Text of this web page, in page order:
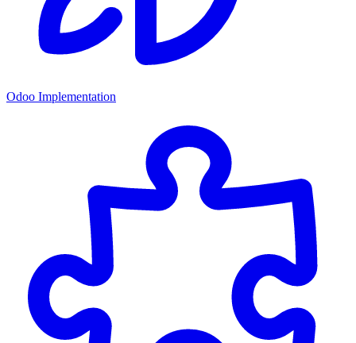
Odoo Implementation